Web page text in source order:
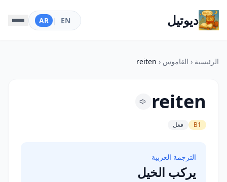
ديوتيل EN
|
AR
الرئيسية ‹ القاموس ‹
reiten
reiten
B1 فعل
الترجمة العربية
يركب الخيل